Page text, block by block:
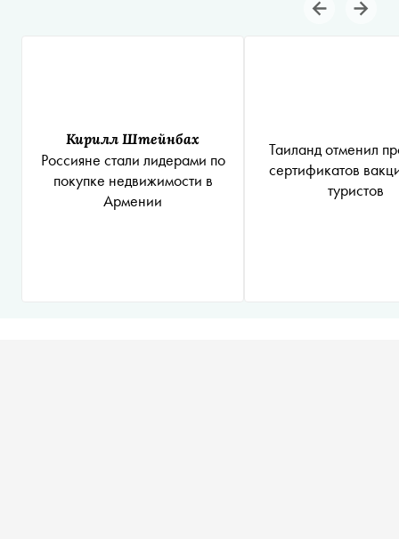
Кирилл Штейнбах
Россияне стали лидерами по
покупке недвижимости в
Армении
Таиланд отменил
сертификатов
туристов